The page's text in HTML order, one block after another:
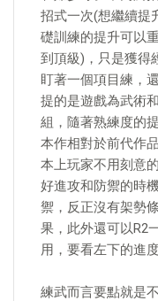
招式一次(想繼續提
礎訓練的提升可以
到頂級)，只是獲得
盯著一個項目練，
提的是遊戲為武術
組，隨著熟練度的
本作相對於前代作
本上玩家不用刻意
好進攻和防禦的時
禦，反正沒有架勢
果，此外還可以R2
用，要看左下的進
練武而言要點就是